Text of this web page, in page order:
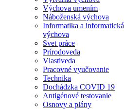
Výchova umením
Náboženská výchova
Informatika a informatická
výchova
Svet práce
Prírodoveda
Vlastiveda
Pracovné vyučovanie
Technika
Dochádzka COVID 19
Antigénové testovanie
Osnovy a plány